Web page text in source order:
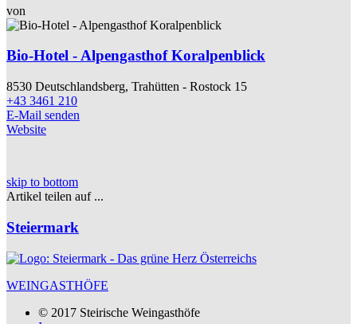
von
Bio-Hotel - Alpengasthof Koralpenblick
8530 Deutschlandsberg, Trahütten - Rostock 15
+43 3461 210
E-Mail senden
Website
skip to bottom
Artikel teilen auf ...
Steiermark
WEINGASTHÖFE
© 2017 Steirische Weingasthöfe